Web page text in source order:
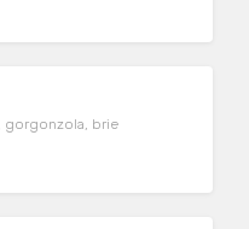
gorgonzola, brie